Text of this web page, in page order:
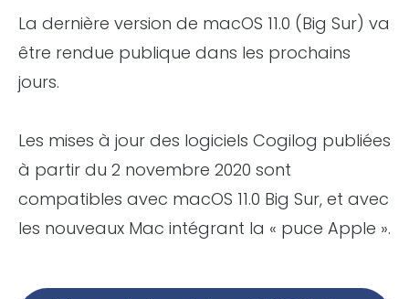
La dernière version de macOS 11.0 (Big Sur) va
être rendue publique dans les prochains
jours.
Les mises à jour des logiciels Cogilog publiées
à partir du 2 novembre 2020 sont
compatibles avec macOS 11.0 Big Sur, et avec
les nouveaux Mac intégrant la « puce Apple ».